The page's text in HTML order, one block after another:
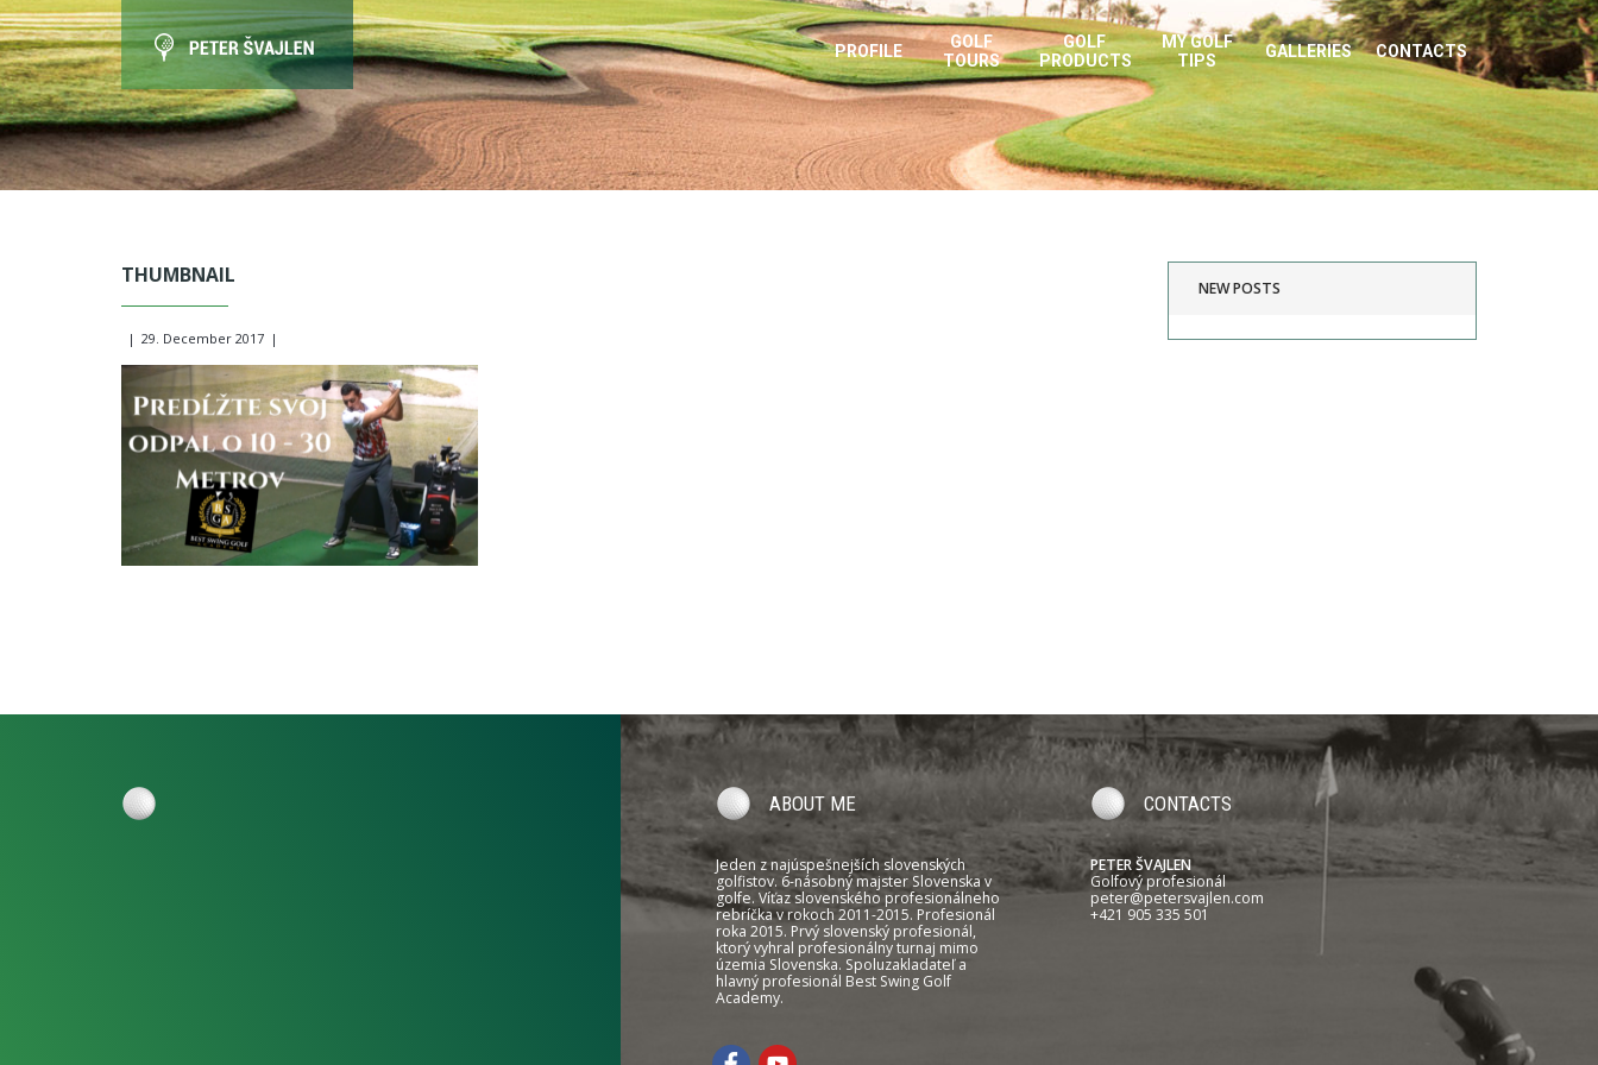
PROFILE
GOLF
TOURS
GOLF
PRODUCTS
MY GOLF
TIPS
GALLERIES CONTACTS
THUMBNAIL
| 29. December 2017 |
NEW POSTS
ABOUT ME
Jeden z najúspešnejších slovenských
golfistov. 6-násobný majster Slovenska v
golfe. Víťaz slovenského profesionálneho
rebríčka v rokoch 2011-2015. Profesionál
roka 2015. Prvý slovenský profesionál,
ktorý vyhral profesionálny turnaj mimo
územia Slovenska. Spoluzakladateľ a
hlavný profesionál Best Swing Golf
Academy.
CONTACTS
PETER ŠVAJLEN
Golfový profesionál
peter@petersvajlen.com
+421 905 335 501